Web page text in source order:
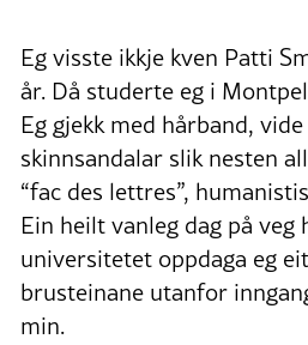
Eg visste ikkje kven Patti
år. Då studerte eg i
Eg gjekk med hårband,
skinnsandalar slik nesten
“fac des lettres”,
Ein heilt vanleg dag på veg
universitetet oppdaga eg
brusteinane utanfor
min.